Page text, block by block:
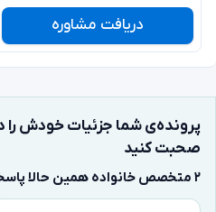
دریافت مشاوره
پرونده‌ی شما جزئیات خودش را
صحبت کنید
۲ متخصص خانواده همین حالا پاسخگو هستند